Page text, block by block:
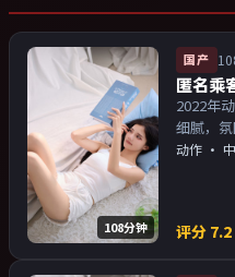
108分钟
国产
匿名乘
2022年
细腻，
完。主
动作 ·
评分 7.2